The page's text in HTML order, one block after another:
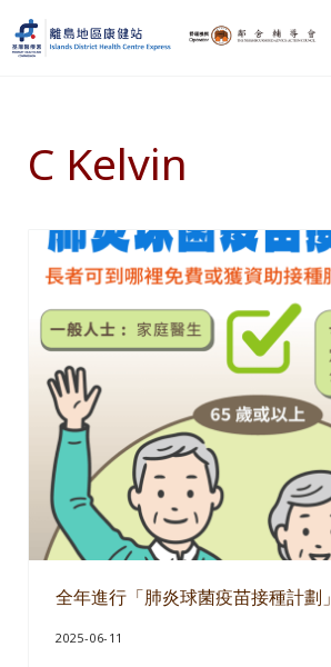
跳到主要內容
跳到標題右側導航
跳到標題導航後
跳到網站頁腳
C Kelvin
全年進行「肺炎球菌疫苗接種計劃」
2025-06-11